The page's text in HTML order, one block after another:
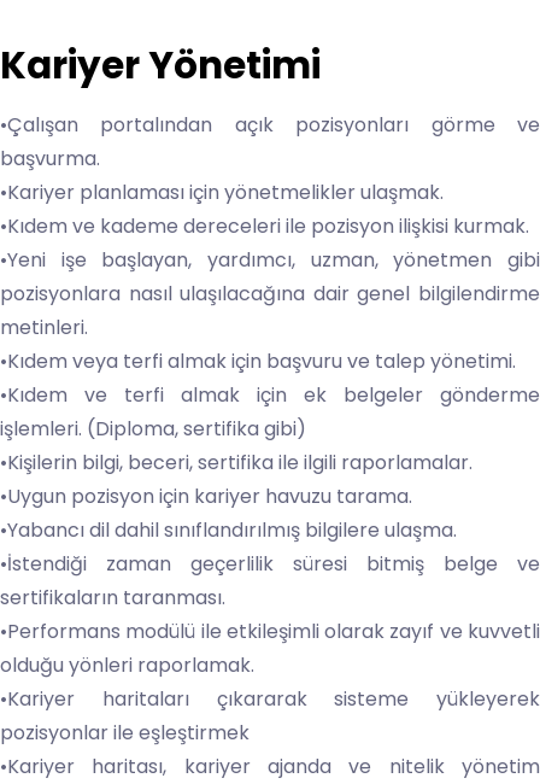
Kariyer Yönetimi
•Çalışan portalından açık pozisyonları görme ve
başvurma.
•Kariyer planlaması için yönetmelikler ulaşmak.
•Kıdem ve kademe dereceleri ile pozisyon ilişkisi kurmak.
•Yeni işe başlayan, yardımcı, uzman, yönetmen gibi
pozisyonlara nasıl ulaşılacağına dair genel bilgilendirme
metinleri.
•Kıdem veya terfi almak için başvuru ve talep yönetimi.
•Kıdem ve terfi almak için ek belgeler gönderme
işlemleri. (Diploma, sertifika gibi)
•Kişilerin bilgi, beceri, sertifika ile ilgili raporlamalar.
•Uygun pozisyon için kariyer havuzu tarama.
•Yabancı dil dahil sınıflandırılmış bilgilere ulaşma.
•İstendiği zaman geçerlilik süresi bitmiş belge ve
sertifikaların taranması.
•Performans modülü ile etkileşimli olarak zayıf ve kuvvetli
olduğu yönleri raporlamak.
•Kariyer haritaları çıkararak sisteme yükleyerek
pozisyonlar ile eşleştirmek
•Kariyer haritası, kariyer ajanda ve nitelik yönetim